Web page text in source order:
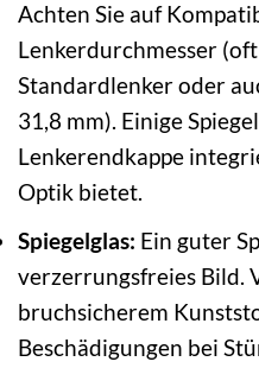
Achten Sie auf
Lenkerdurchmesser
Standardlenker oder
31,8 mm). Einige
Lenkerendkappe
Optik bietet.
Spiegelglas: Ein guter
verzerrungsfreies Bild.
bruchsicherem
Beschädigungen bei